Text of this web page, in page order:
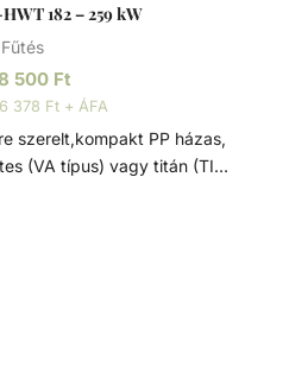
182 – 259 kW
Fűtés
500 Ft
378 Ft + ÁFA
(VA típus) vagy titán (TI